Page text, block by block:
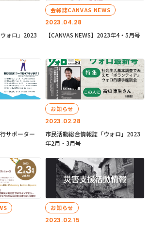
ォロ」2023
2023.04.28
会報誌CANVAS NEWS
【CANVAS NEWS】2023年4・5月号
サポーター
2023.02.28
お知らせ
市民活動総合情報誌「ウォロ」2023
年2月・3月号
2023.02.15
お知らせ